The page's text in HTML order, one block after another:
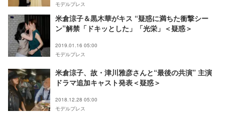
モデルプレス
米倉涼子＆黒木華がキス “疑惑に満ちた衝撃シー
ン”解禁「ドキッとした」「光栄」＜疑惑＞
2019.01.16 05:00
モデルプレス
米倉涼子、故・津川雅彦さんと“最後の共演” 主演
ドラマ追加キャスト発表＜疑惑＞
2018.12.28 05:00
モデルプレス